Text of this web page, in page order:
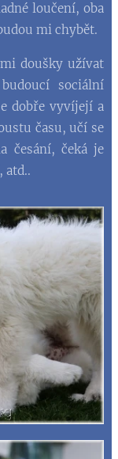
loučení, oba
mi chybět.
doušky užívat
sociální
dobře vyvíjejí a
času, učí se
česání, čeká je
atd..